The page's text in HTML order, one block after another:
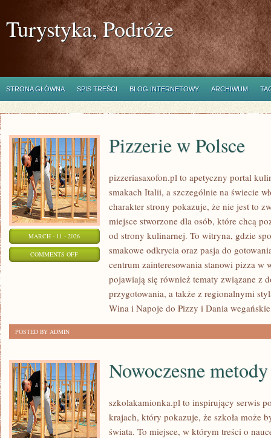
Turystyka, Podróże
STRONA GŁÓWNA SPIS TREŚCI BLOG INTERNETOWY ARCHIWUM
MARCH - 11 - 2026
COMMENTS OFFON
Pizzerie w Polsce
pizzeriasaxofon.pl to apetyczny portal
smakach Italii, a szczególnie na świecie
charakter strony pokazuje, że nie jest to
miejsce stworzone dla osób, które chcą
od strony kulinarnej. To witryna, gdzie
smakowe odkrycia oraz pasja do
centrum zainteresowania stanowi pizza w
pojawiają się również tematy związane z
przygotowania, a także z regionalnymi
Wina i Napoje do Pizzy i Dania
POSTED BY ADMIN
Nowoczesne
szkolakamionka.pl to inspirujący serwis
krajach, który pokazuje, że szkoła może
świata. To miejsce, w którym treści o